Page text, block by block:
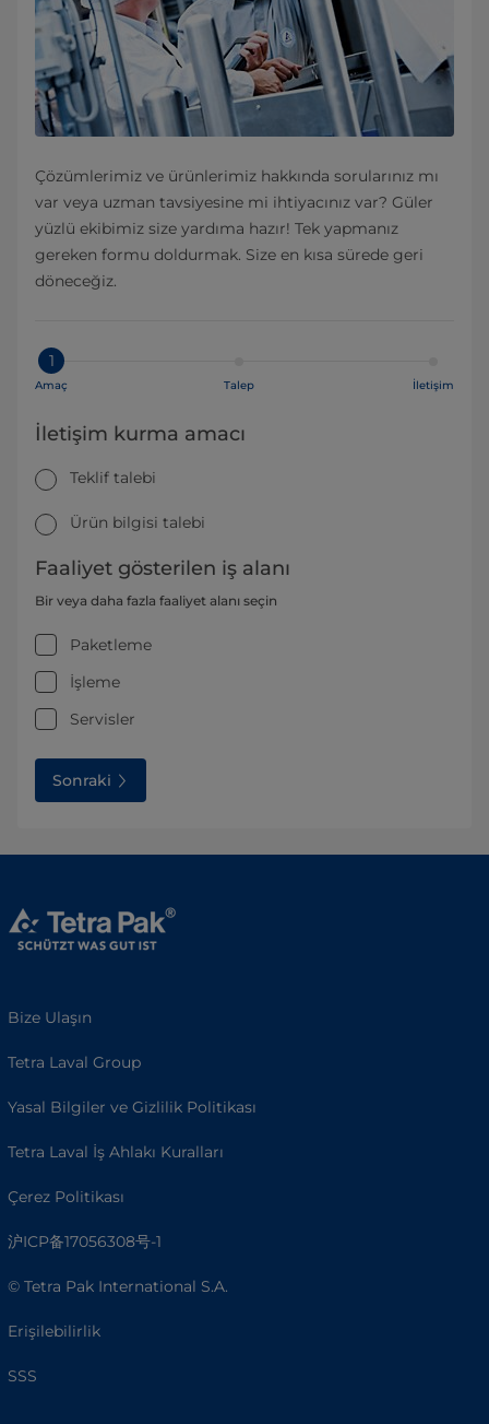
Çözümlerimiz ve ürünlerimiz hakkında sorularınız mı
var veya uzman tavsiyesine mi ihtiyacınız var? Güler
yüzlü ekibimiz size yardıma hazır! Tek yapmanız
gereken formu doldurmak. Size en kısa sürede geri
döneceğiz.
1
Amaç Talep İletişim
İletişim kurma amacı
Teklif talebi
Ürün bilgisi talebi
Faaliyet gösterilen iş alanı
Bir veya daha fazla faaliyet alanı seçin
Paketleme
İşleme
Servisler
Sonraki
Bize Ulaşın
Tetra Laval Group
Yasal Bilgiler ve Gizlilik Politikası
Tetra Laval İş Ahlakı Kuralları
Çerez Politikası
沪ICP备17056308号-1
© Tetra Pak International S.A.
Erişilebilirlik
SSS